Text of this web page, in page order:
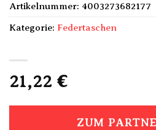
21,22 €
ZUM
Artikelnummer: 4003273682177
Kategorie: Federtaschen